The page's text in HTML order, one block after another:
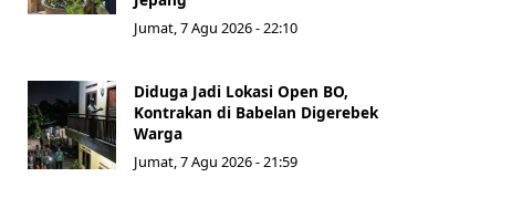
Jumat, 7 Agu 2026 - 22:10
Diduga Jadi Lokasi Open BO,
Kontrakan di Babelan Digerebek
Warga
Jumat, 7 Agu 2026 - 21:59